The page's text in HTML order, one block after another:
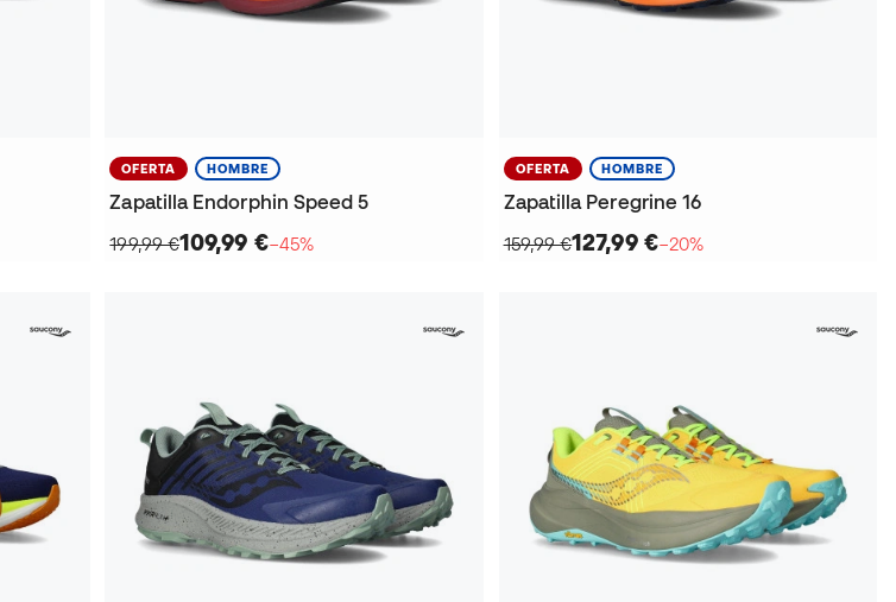
OFERTA HOMBRE
Zapatilla Endorphin Speed 5
199,99 €109,99 €−45%
OFERTA HOMBRE
Zapatilla Peregrine 16
159,99 €127,99 €−20%